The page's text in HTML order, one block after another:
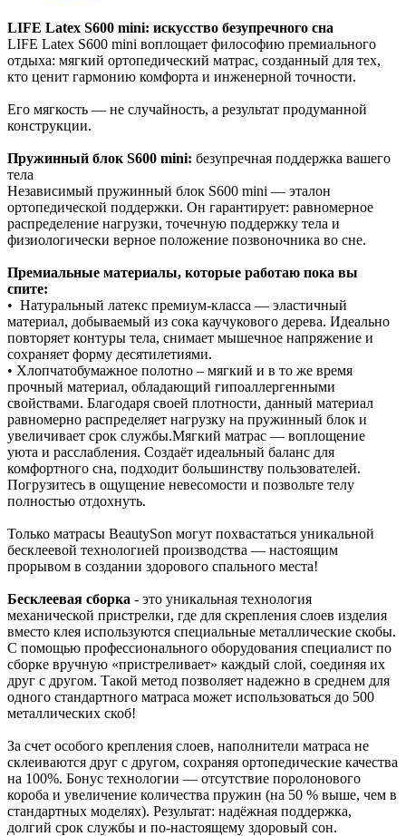
LIFE Latex S600 mini: искусство безупречного сна
LIFE Latex S600 mini воплощает философию премиального
отдыха: мягкий ортопедический матрас, созданный для тех,
кто ценит гармонию комфорта и инженерной точности.
Его мягкость — не случайность, а результат продуманной
конструкции.
Пружинный блок S600 mini: безупречная поддержка вашего
тела
Независимый пружинный блок S600 mini — эталон
ортопедической поддержки. Он гарантирует: равномерное
распределение нагрузки, точечную поддержку тела и
физиологически верное положение позвоночника во сне.
Премиальные материалы, которые работаю пока вы
спите:
• Натуральный латекс премиум‑класса — эластичный
материал, добываемый из сока каучукового дерева. Идеально
повторяет контуры тела, снимает мышечное напряжение и
сохраняет форму десятилетиями.
• Хлопчатобумажное полотно – мягкий и в то же время
прочный материал, обладающий гипоаллергенными
свойствами. Благодаря своей плотности, данный материал
равномерно распределяет нагрузку на пружинный блок и
увеличивает срок службы.Мягкий матрас — воплощение
уюта и расслабления. Создаёт идеальный баланс для
комфортного сна, подходит большинству пользователей.
Погрузитесь в ощущение невесомости и позвольте телу
полностью отдохнуть.
Только матрасы BeautySon могут похвастаться уникальной
бесклеевой технологией производства — настоящим
прорывом в создании здорового спального места!
Бесклеевая сборка - это уникальная технология
механической пристрелки, где для скрепления слоев изделия
вместо клея используются специальные металлические скобы.
С помощью профессионального оборудования специалист по
сборке вручную «пристреливает» каждый слой, соединяя их
друг с другом. Такой метод позволяет надежно в среднем для
одного стандартного матраса может использоваться до 500
металлических скоб!
За счет особого крепления слоев, наполнители матраса не
склеиваются друг с другом, сохраняя ортопедические качества
на 100%. Бонус технологии — отсутствие поролонового
короба и увеличение количества пружин (на 50 % выше, чем в
стандартных моделях). Результат: надёжная поддержка,
долгий срок службы и по‑настоящему здоровый сон.